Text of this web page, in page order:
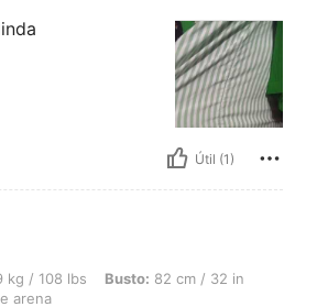
Útil (1)
82 cm / 32 in, Cintura: 70 cm / 28 in,
kg / 108 lbs Busto: 82 cm / 32 in
arena